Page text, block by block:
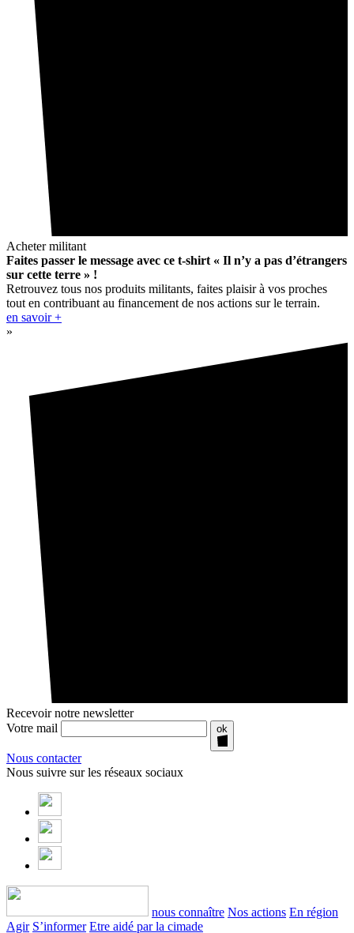
Acheter militant
Faites passer le message avec ce t-shirt « Il n’y a pas d’étrangers
sur cette terre » !
Retrouvez tous nos produits militants, faites plaisir à vos proches
tout en contribuant au financement de nos actions sur le terrain.
en savoir +
»
Recevoir notre newsletter
Votre mail
ok
Nous contacter
Nous suivre sur les réseaux sociaux
nous connaître Nos actions En région
Agir S’informer Etre aidé par la cimade